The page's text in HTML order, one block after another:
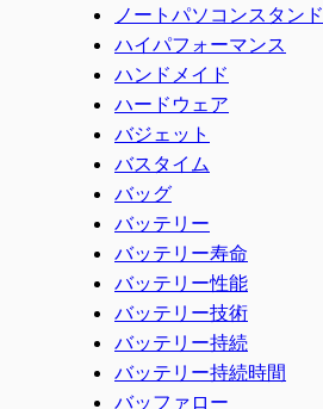
ノートパソコンスタンド
ハイパフォーマンス
ハンドメイド
ハードウェア
バジェット
バスタイム
バッグ
バッテリー
バッテリー寿命
バッテリー性能
バッテリー技術
バッテリー持続
バッテリー持続時間
バッファロー